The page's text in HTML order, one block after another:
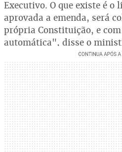
Executivo. O que existe é o
aprovada a emenda, será
própria Constituição, e
automática", disse o